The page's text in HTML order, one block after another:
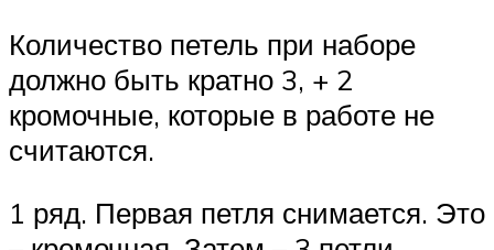
Количество петель при наборе
должно быть кратно 3, + 2
кромочные, которые в работе не
считаются.
1 ряд. Первая петля снимается. Это